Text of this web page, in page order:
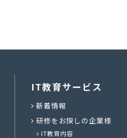
IT教育サービス
新着情報
研修をお探しの企業様
IT教育内容